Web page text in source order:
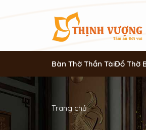
Bàn Thờ Thần TàiĐồ Thờ
Trang chủ